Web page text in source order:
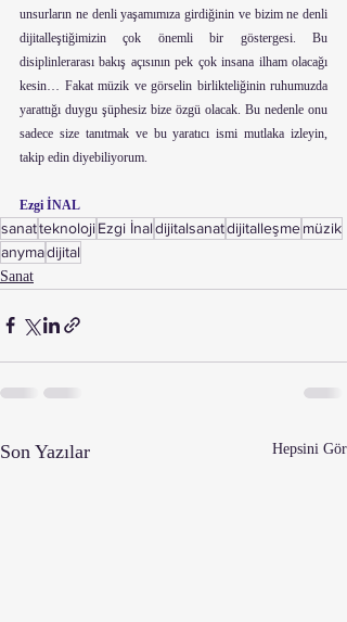
unsurların ne denli yaşamımıza girdiğinin ve bizim ne denli
dijitalleştiğimizin çok önemli bir göstergesi. Bu
disiplinlerarası bakış açısının pek çok insana ilham olacağı
kesin… Fakat müzik ve görselin birlikteliğinin ruhumuzda
yarattığı duygu şüphesiz bize özgü olacak. Bu nedenle onu
sadece size tanıtmak ve bu yaratıcı ismi mutlaka izleyin,
takip edin diyebiliyorum.
Ezgi İNAL
sanatteknolojiEzgi İnaldijitalsanatdijitalleşmemüzik
anymadijital
Sanat
Son Yazılar Hepsini Gör